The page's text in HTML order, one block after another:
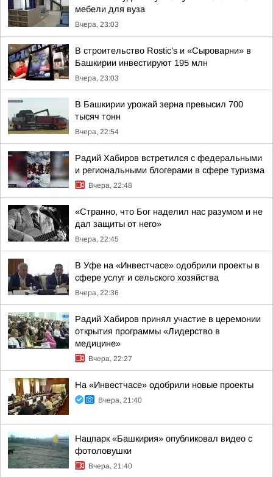
мебели для вуза
Вчера, 23:03
В строительство Rostic’s и «Сыроварни» в
Башкирии инвестируют 195 млн
Вчера, 23:03
В Башкирии урожай зерна превысил 700
тысяч тонн
Вчера, 22:54
Радий Хабиров встретился с федеральными
и региональными блогерами в сфере туризма
Вчера, 22:48
«Странно, что Бог наделил нас разумом и не
дал защиты от него»
Вчера, 22:45
В Уфе на «Инвестчасе» одобрили проекты в
сфере услуг и сельского хозяйства
Вчера, 22:36
Радий Хабиров принял участие в церемонии
открытия программы «Лидерство в
медицине»
Вчера, 22:27
На «Инвестчасе» одобрили новые проекты
Вчера, 21:40
Нацпарк «Башкирия» опубликовал видео с
фотоловушки
Вчера, 21:40